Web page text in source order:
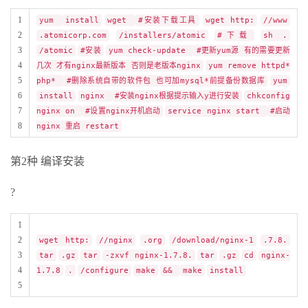
1
2
3
4
5
6
7
8
yum install wget #安装下载工具 wget http:
//www
.atomicorp.com
/installers/atomic #下载
sh .
/atomic
#安装 yum check-update
#更新yum源 有的需要更新
几次 才有nginx最新版本 否则是老版本nginx
yum remove httpd*
php*
#删除系统自带的软件包 也可加mysql*前提备份数据库
yum
install
nginx #安装nginx根据提示输入y进行安装
chkconfig
nginx on
#设置nginx开机启动 service nginx start
#启动
nginx 重启 restart
第2种 编译安装
?
1
2
3
4
5
wget http: //nginx .org /download/nginx-1
.7.8.
tar
.gz tar -zxvf nginx-1.7.8. tar .gz cd
nginx-
1.7.8
. /configure make && make install